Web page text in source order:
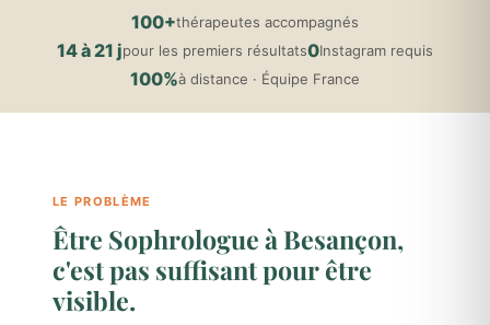
100+thérapeutes accompagnés
14 à 21 jpour les premiers résultats0Instagram requis
100%à distance · Équipe France
LE PROBLÈME
Être Sophrologue à Besançon,
c'est pas suffisant pour être
visible.